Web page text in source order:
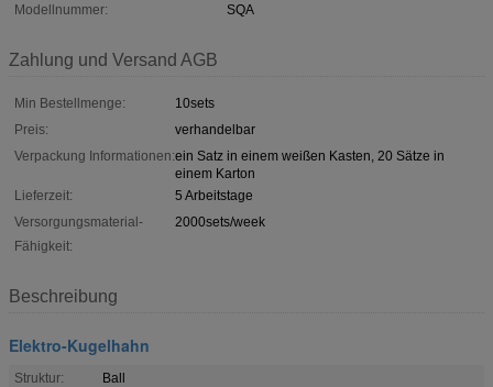
Modellnummer:
SQA
Zahlung und Versand AGB
Min Bestellmenge:
10sets
Preis:
verhandelbar
Verpackung Informationen:ein Satz in einem weißen Kasten, 20 Sätze in
einem Karton
Lieferzeit:
5 Arbeitstage
Versorgungsmaterial-
Fähigkeit:
2000sets/week
Beschreibung
Elektro-Kugelhahn
Struktur:
Ball